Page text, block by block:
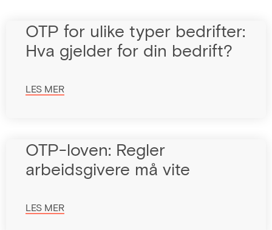
OTP for ulike typer bedrifter:
Hva gjelder for din bedrift?
LES MER
OTP-loven: Regler
arbeidsgivere må vite
LES MER